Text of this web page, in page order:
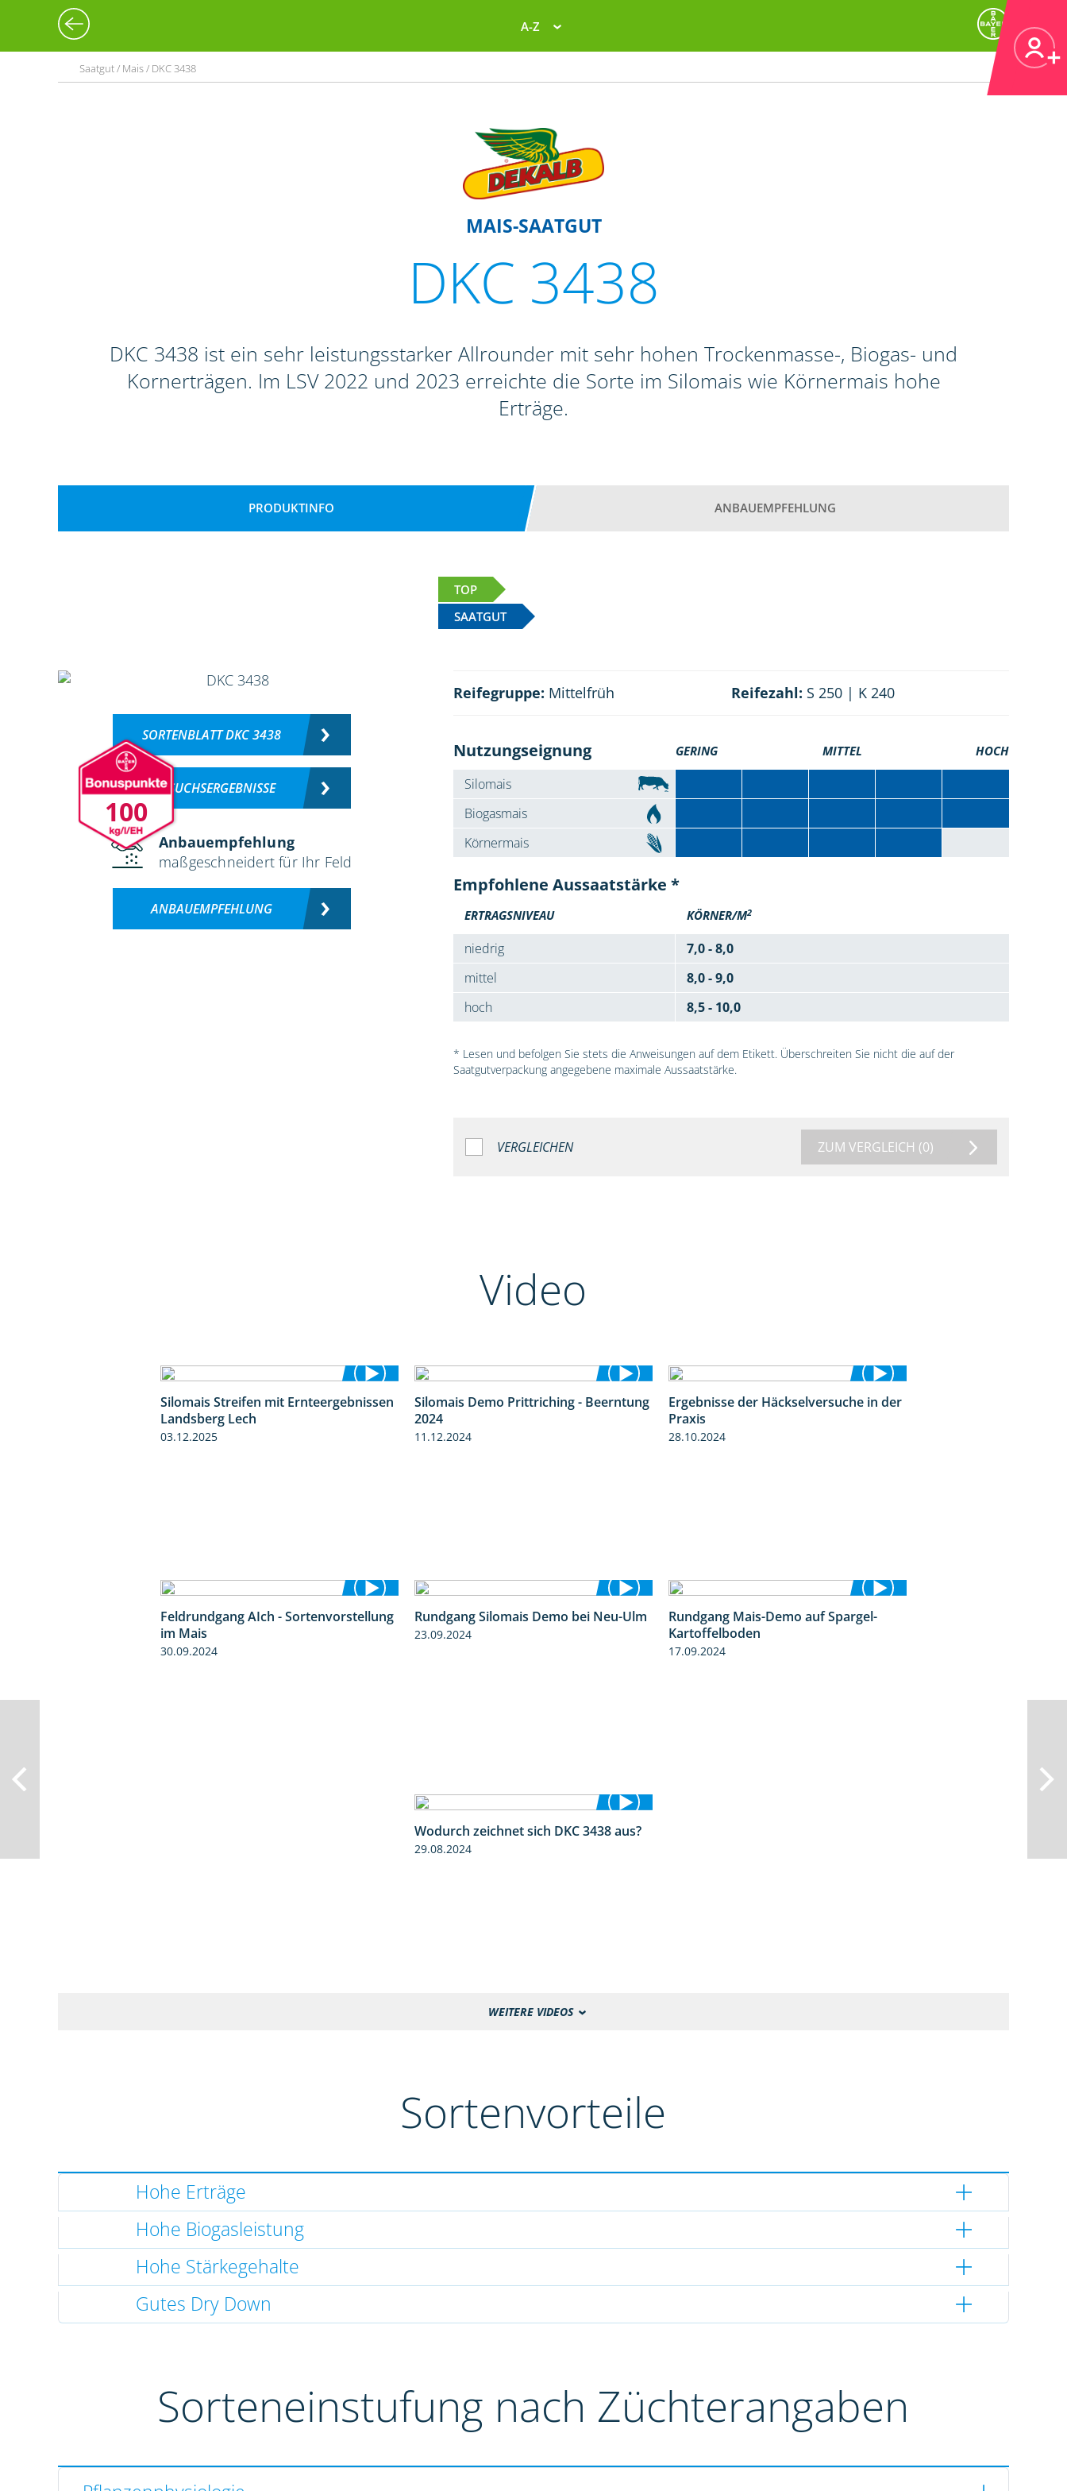
A-Z
Saatgut / Mais / DKC 3438
MAIS-SAATGUT
DKC 3438
DKC 3438 ist ein sehr leistungsstarker Allrounder mit sehr hohen Trockenmasse-, Biogas- und
Kornerträgen. Im LSV 2022 und 2023 erreichte die Sorte im Silomais wie Körnermais hohe
Erträge.
PRODUKTINFO ANBAUEMPFEHLUNG
TOP
SAATGUT
100
SORTENBLATT DKC 3438
VERSUCHSERGEBNISSE
Anbauempfehlung
maßgeschneidert für Ihr Feld
ANBAUEMPFEHLUNG
Reifegruppe: Mittelfrüh Reifezahl: S 250 | K 240
Nutzungseignung GERING MITTEL HOCH
Silomais
Biogasmais
Körnermais
Empfohlene Aussaatstärke *
ERTRAGSNIVEAU KÖRNER/M2
niedrig
7,0 - 8,0
mittel
8,0 - 9,0
hoch
8,5 - 10,0
* Lesen und befolgen Sie stets die Anweisungen auf dem Etikett. Überschreiten Sie nicht die auf der
Saatgutverpackung angegebene maximale Aussaatstärke.
VERGLEICHEN ZUM VERGLEICH (0)
Video
11:01
Silomais Streifen mit Ernteergebnissen
Landsberg Lech
03.12.2025
12:28
Silomais Demo Prittriching - Beerntung
2024
11.12.2024
5:16
Ergebnisse der Häckselversuche in der
Praxis
28.10.2024
11:24
Feldrundgang AIch - Sortenvorstellung
im Mais
30.09.2024
4:50
Rundgang Silomais Demo bei Neu-Ulm
23.09.2024
9:53
Rundgang Mais-Demo auf Spargel-
Kartoffelboden
17.09.2024
1:32
Wodurch zeichnet sich DKC 3438 aus?
29.08.2024
WEITERE VIDEOS
Sortenvorteile
Hohe Erträge
Hohe Biogasleistung
Hohe Stärkegehalte
Gutes Dry Down
Sorteneinstufung nach Züchterangaben